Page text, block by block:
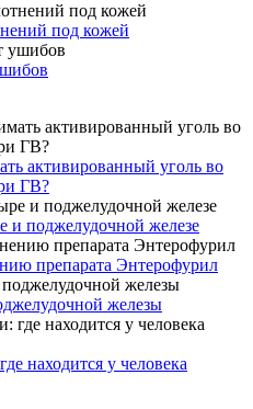
под кожей
активированный уголь во
ГВ?
поджелудочной железе
препарата Энтерофурил
железы
находится у человека